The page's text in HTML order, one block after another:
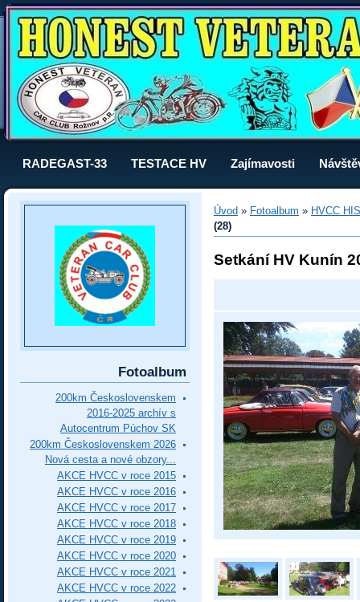
RADEGAST-33 TESTACE HV Zajímavosti
Úvod » Fotoalbum » HVCC
(28)
Setkání HV Kunín
Fotoalbum
200km Československem
2016-2025 archív s
Autocentrum Púchov SK
200km Československem 2026
Nová cesta a nové obzory...
AKCE HVCC v roce 2015
AKCE HVCC v roce 2016
AKCE HVCC v roce 2017
AKCE HVCC v roce 2018
AKCE HVCC v roce 2019
AKCE HVCC v roce 2020
AKCE HVCC v roce 2021
AKCE HVCC v roce 2022